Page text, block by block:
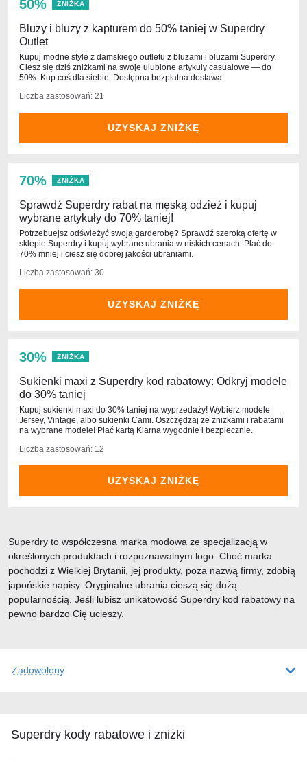
50% ZNIŻKA
Bluzy i bluzy z kapturem do 50% taniej w Superdry
Outlet
Kupuj modne style z damskiego outletu z bluzami i bluzami Superdry.
Ciesz się dziś zniżkami na swoje ulubione artykuły casualowe — do
50%. Kup coś dla siebie. Dostępna bezpłatna dostawa.
Liczba zastosowań: 21
UZYSKAJ ZNIŻKĘ
70% ZNIŻKA
Sprawdź Superdry rabat na męską odzież i kupuj
wybrane artykuły do 70% taniej!
Potrzebuejsz odświeżyć swoją garderobę? Sprawdź szeroką ofertę w
sklepie Superdry i kupuj wybrane ubrania w niskich cenach. Płać do
70% mniej i ciesz się dobrej jakości ubraniami.
Liczba zastosowań: 30
UZYSKAJ ZNIŻKĘ
30% ZNIŻKA
Sukienki maxi z Superdry kod rabatowy: Odkryj modele
do 30% taniej
Kupuj sukienki maxi do 30% taniej na wyprzedaży! Wybierz modele
Jersey, Vintage, albo sukienki Cami. Oszczędzaj ze zniżkami i rabatami
na wybrane modele! Płać kartą Klarna wygodnie i bezpiecznie.
Liczba zastosowań: 12
UZYSKAJ ZNIŻKĘ
Zadowolony
Superdry kody rabatowe i zniżki
Superdry to współczesna marka modowa ze specjalizacją w
określonych produktach i rozpoznawalnym logo. Choć marka
pochodzi z Wielkiej Brytanii, jej produkty, poza nazwą firmy, zdobią
japońskie napisy. Oryginalne ubrania cieszą się dużą
popularnością. Jeśli lubisz unikatowość Superdry kod rabatowy na
pewno bardzo Cię ucieszy.